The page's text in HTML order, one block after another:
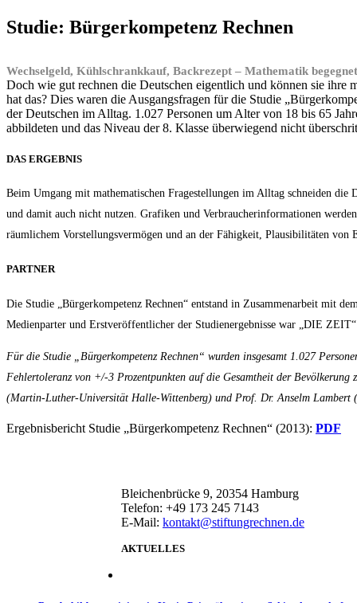
Studie: Bürgerkompetenz Rechnen
Wechselgeld, Kühlschrankkauf, Backrezept – Mathematik
Doch wie gut rechnen die Deutschen eigentlich und können sie
hat das? Dies waren die Ausgangsfragen für die Studie
der Deutschen im Alltag. 1.027 Personen um Alter von 18 bis 65
abbildeten und das Niveau der 8. Klasse überwiegend nicht
DAS ERGEBNIS
Beim Umgang mit mathematischen Fragestellungen im Alltag schneiden
und damit auch nicht nutzen. Grafiken und Verbraucherinformationen
räumlichem Vorstellungsvermögen und an der Fähigkeit, Plausibilitäten von
PARTNER
Die Studie „Bürgerkompetenz Rechnen“ entstand in Zusammenarbeit mit
Medienparter und Erstveröffentlicher der Studienergebnisse war „DIE
Für die Studie „Bürgerkompetenz Rechnen“ wurden insgesamt 1.027
Fehlertoleranz von +/-3 Prozentpunkten auf die Gesamtheit der
(Martin-Luther-Universität Halle-Wittenberg) und Prof. Dr. Anselm Lambert
Ergebnisbericht Studie „Bürgerkompetenz Rechnen“ (2013): PDF
Bleichenbrücke 9, 20354 Hamburg
Telefon: +49 173 245 7143
E-Mail: kontakt@stiftungrechnen.de
AKTUELLES